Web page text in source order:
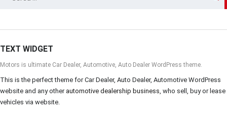
TEXT WIDGET
Motors is ultimate Car Dealer, Automotive, Auto Dealer WordPress theme.
This is the perfect theme for Car Dealer, Auto Dealer, Automotive WordPress
website and any other automotive dealership business, who sell, buy or lease
vehicles via website.